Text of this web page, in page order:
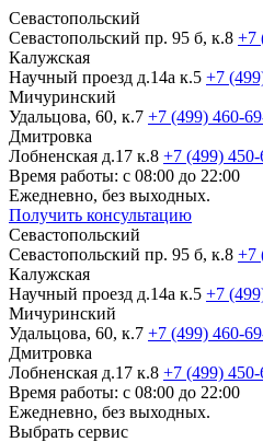
Севастопольский
Севастопольский пр. 95 б, к.8 +7
Калужская
Научный проезд д.14а к.5 +7
Мичуринский
Удальцова, 60, к.7 +7 (499) 460-
Дмитровка
Лобненская д.17 к.8 +7 (499)
Время работы: с 08:00 до 22:00
Ежедневно, без выходных.
Получить консультацию
Севастопольский
Севастопольский пр. 95 б, к.8 +7
Калужская
Научный проезд д.14а к.5 +7
Мичуринский
Удальцова, 60, к.7 +7 (499) 460-
Дмитровка
Лобненская д.17 к.8 +7 (499)
Время работы: с 08:00 до 22:00
Ежедневно, без выходных.
Выбрать сервис